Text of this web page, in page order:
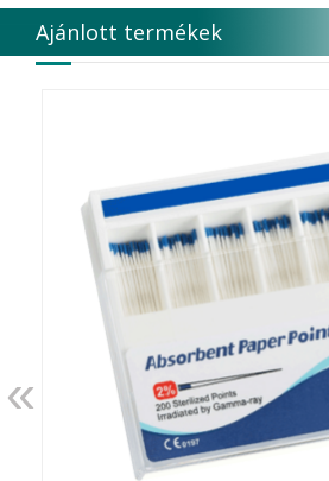
DUX
Edelweiss Dentistry Products GmbH
Edenta
EURONDA
EVE
Fairfax Dental Ltd.
Falcon
FERROKEMIA
FERTISOL
FKG Dentaire
FUSSEN
G.C.FUJI
G.Hartzell & Son
Garrison Dental Solution s LLC
Ajánlott termékek
«